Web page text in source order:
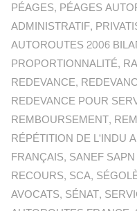
PÉAGES, PÉAGES
ADMINISTRATIF,
AUTOROUTES 2006
PROPORTIONNALITÉ,
REDEVANCE,
REDEVANCE POUR
REMBOURSEMENT,
RÉPÉTITION DE L'INDU
FRANÇAIS, SANEF
RECOURS, SCA,
AVOCATS, SÉNAT,